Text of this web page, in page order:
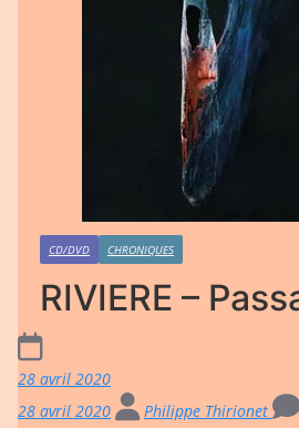
CD/DVD CHRONIQUES
RIVIERE –
28 avril 2020
28 avril 2020
Philippe Thirionet